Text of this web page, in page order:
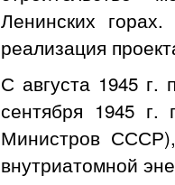
Ленинских
реализация
С августа 1945 г.
сентября 1945
Министров
внутриатомной